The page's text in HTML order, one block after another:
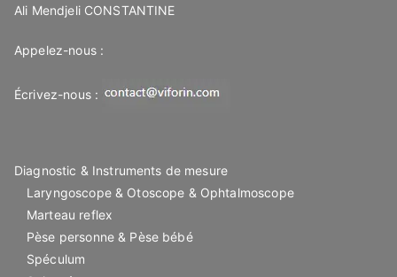
Ali Mendjeli CONSTANTINE
Appelez-nous :
Écrivez-nous :
Diagnostic & Instruments de mesure
Laryngoscope & Otoscope & Ophtalmoscope
Marteau reflex
Pèse personne & Pèse bébé
Spéculum